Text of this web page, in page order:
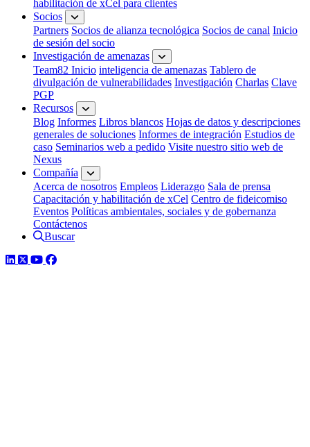
habilitación de xCel para clientes
Socios
Partners Socios de alianza tecnológica Socios de canal Inicio
de sesión del socio
Investigación de amenazas
Team82 Inicio inteligencia de amenazas Tablero de
divulgación de vulnerabilidades Investigación Charlas Clave
PGP
Recursos
Blog Informes Libros blancos Hojas de datos y descripciones
generales de soluciones Informes de integración Estudios de
caso Seminarios web a pedido Visite nuestro sitio web de
Nexus
Compañía
Acerca de nosotros Empleos Liderazgo Sala de prensa
Capacitación y habilitación de xCel Centro de fideicomiso
Eventos Políticas ambientales, sociales y de gobernanza
Contáctenos
Buscar
LinkedIn
TwitterYouTube
Facebook